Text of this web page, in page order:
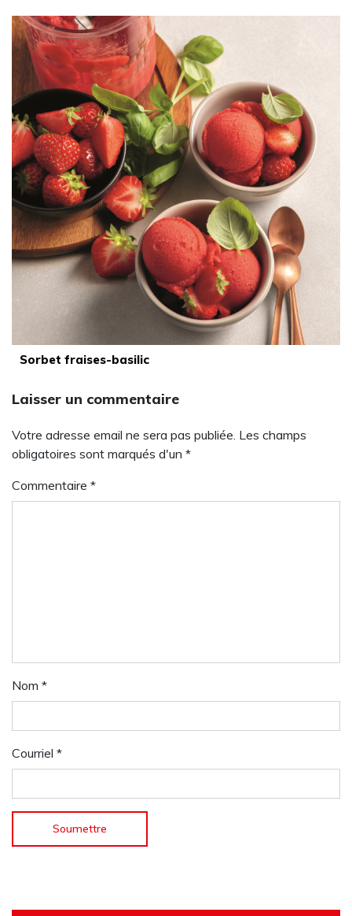
Sorbet fraises-basilic
Laisser un commentaire
Votre adresse email ne sera pas publiée. Les champs
obligatoires sont marqués d'un *
Commentaire *
Nom *
Courriel *